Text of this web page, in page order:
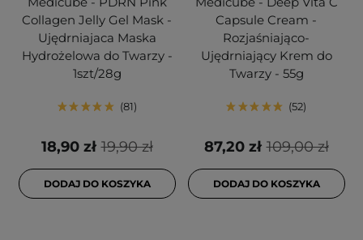
Collagen Jelly Gel Mask -
Ujędrniajaca Maska
Hydrożelowa do Twarzy -
1szt/28g
81
19,90 zł
18,90 zł
DODAJ DO KOSZYKA
Capsule Cream -
Rozjaśniająco-
Ujędrniający Krem do
Twarzy - 55g
52
109,00 zł
87,20 zł
DODAJ DO KOSZYKA